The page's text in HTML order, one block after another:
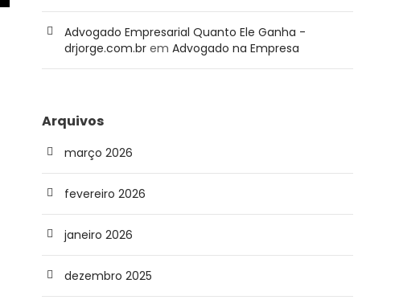
Advogado Empresarial Quanto Ele Ganha -
drjorge.com.br emAdvogado na Empresa
Arquivos
março 2026
fevereiro 2026
janeiro 2026
dezembro 2025